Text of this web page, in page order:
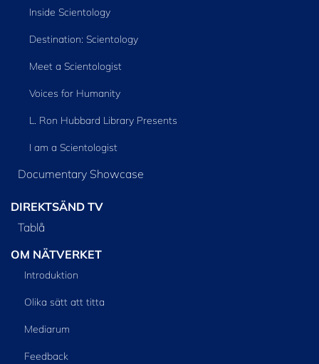
Inside Scientology
Destination: Scientology
Meet a Scientologist
Voices for Humanity
L. Ron Hubbard Library Presents
I am a Scientologist
Documentary Showcase
DIREKTSÄND TV
Tablå
OM NÄTVERKET
Introduktion
Olika sätt att titta
Mediarum
Feedback